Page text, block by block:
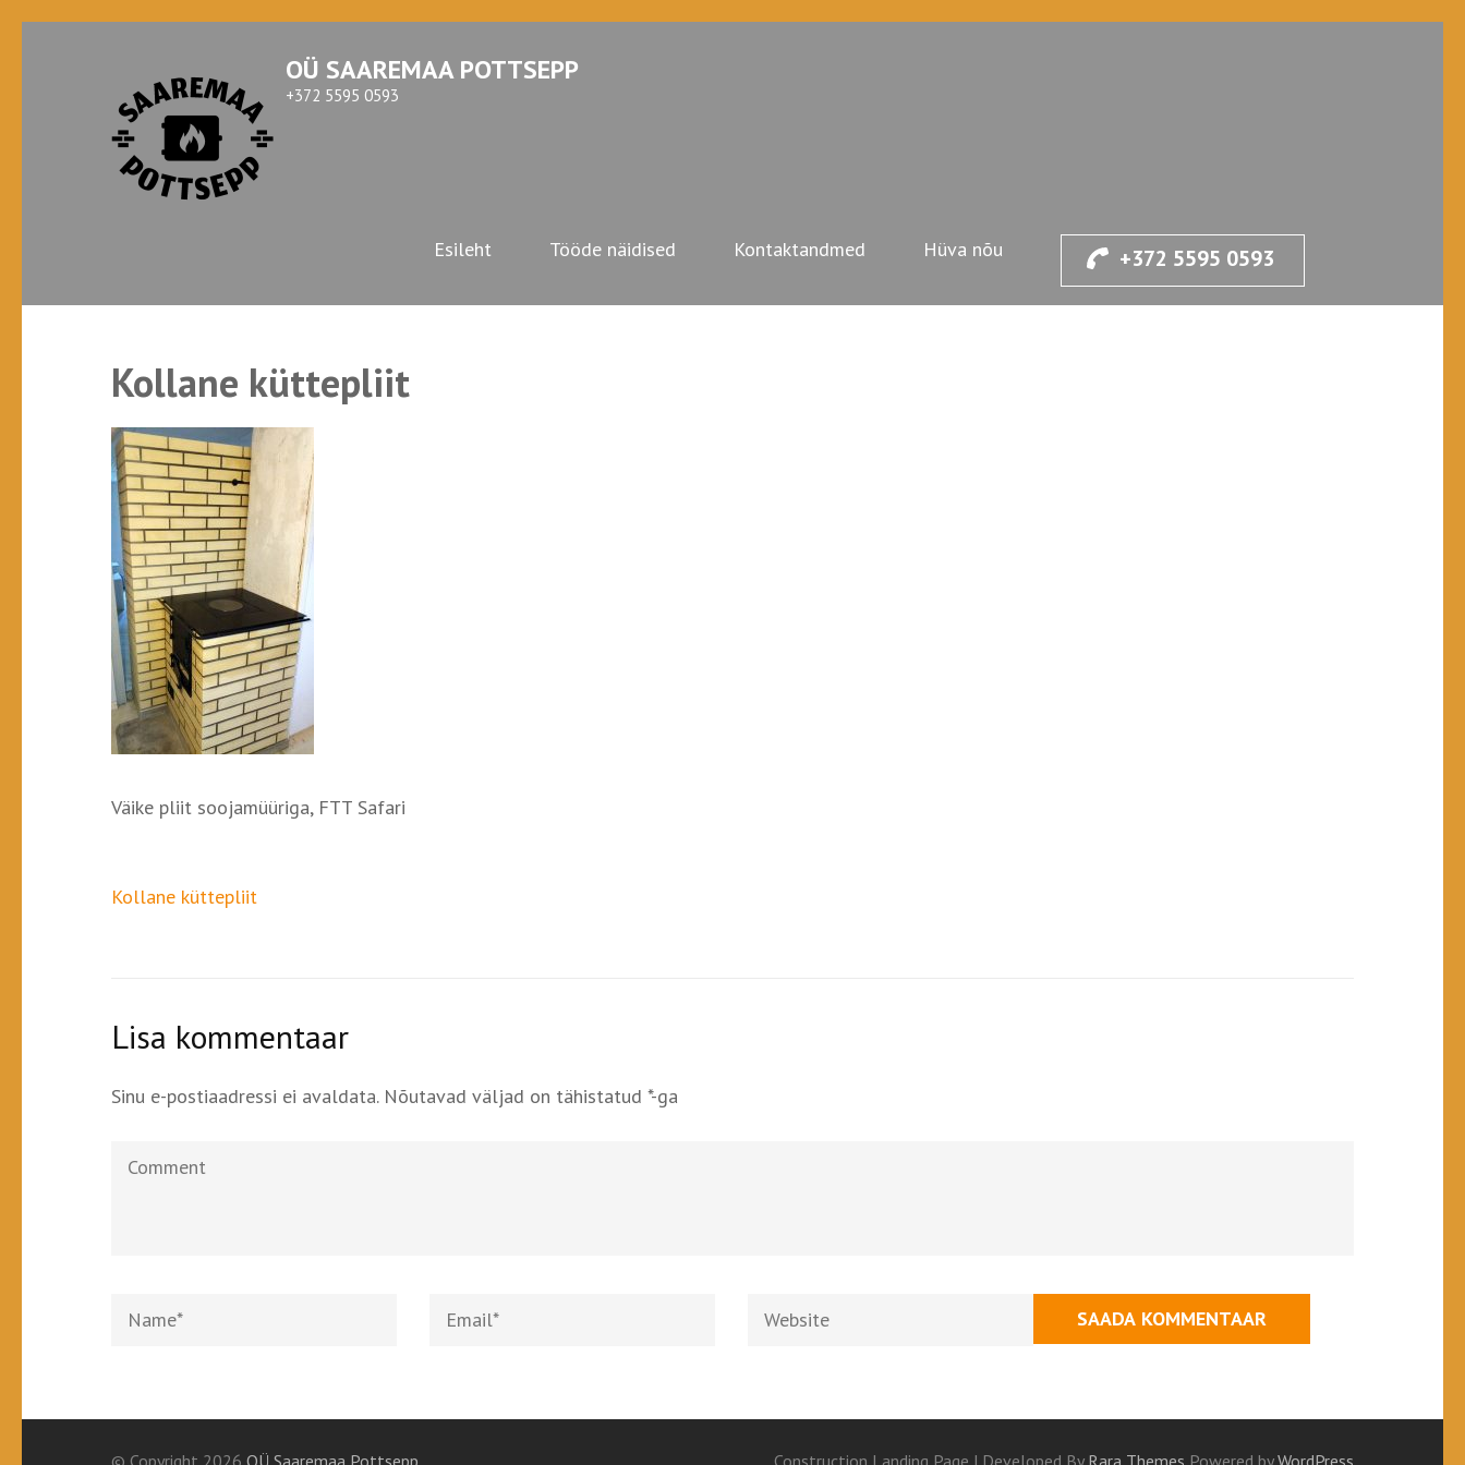
OÜ SAAREMAA POTTSEPP
+372 5595 0593
Esileht Tööde näidised Kontaktandmed Hüva nõu +372 5595 0593
Kollane küttepliit
Väike pliit soojamüüriga, FTT Safari
Navigeerimine
Kollane küttepliit
Lisa kommentaar
Sinu e-postiaadressi ei avaldata. Nõutavad väljad on tähistatud *-ga
Comment
Name Email Website
© Copyright 2026 OÜ Saaremaa Pottsepp Construction Landing Page | Developed By Rara Themes Powered byWordPress